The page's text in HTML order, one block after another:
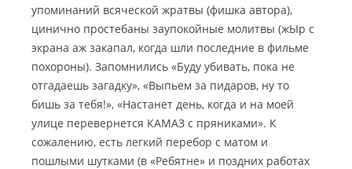
упоминаний всяческой жратвы (фишка автора),
цинично простебаны заупокойные молитвы (жЫр с
экрана аж закапал, когда шли последние в фильме
похороны). Запомнились «Буду убивать, пока не
отгадаешь загадку», «Выпьем за пидаров, ну то
бишь за тебя!», «Настанет день, когда и на моей
улице перевернется КАМАЗ с пряниками». К
сожалению, есть легкий перебор с матом и
пошлыми шутками (в «Ребятне» и поздних работах